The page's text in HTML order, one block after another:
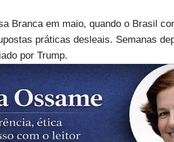
Branca em maio, quando o Brasil
práticas desleais. Semanas
por Trump.